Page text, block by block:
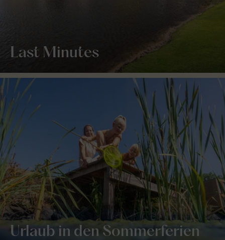
Last Minutes
Urlaub in den Sommerferien